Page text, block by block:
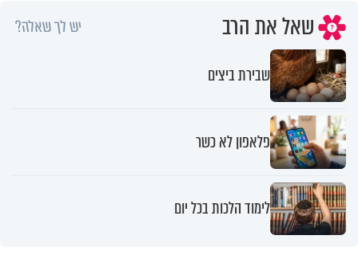
שאל את הרב יש לך שאלה?
שבירת ביצים
פלאפון לא כשר
לימוד הלכות בכל יום